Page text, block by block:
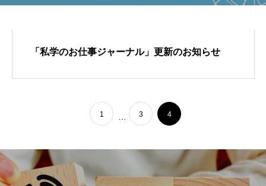
「私学のお仕事ジャーナル」更新のお知らせ
1 3 4